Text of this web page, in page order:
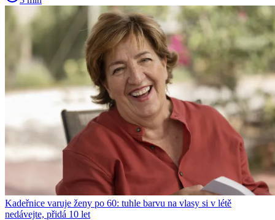
Kadeřnice varuje ženy po 60: tuhle barvu na vlasy si v létě
nedávejte, přidá 10 let